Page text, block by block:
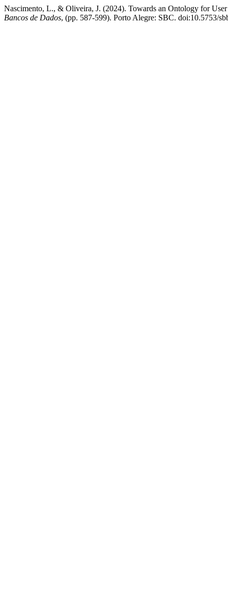
Nascimento, L., & Oliveira, J. (2024). Towards an Ontology for
Bancos de Dados, (pp. 587-599). Porto Alegre: SBC. doi:10.5753/